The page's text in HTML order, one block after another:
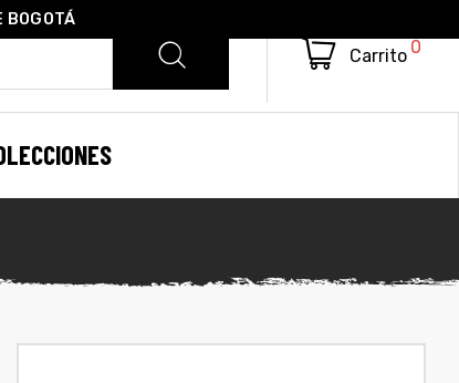
BOGOTÁ
Carrito 0